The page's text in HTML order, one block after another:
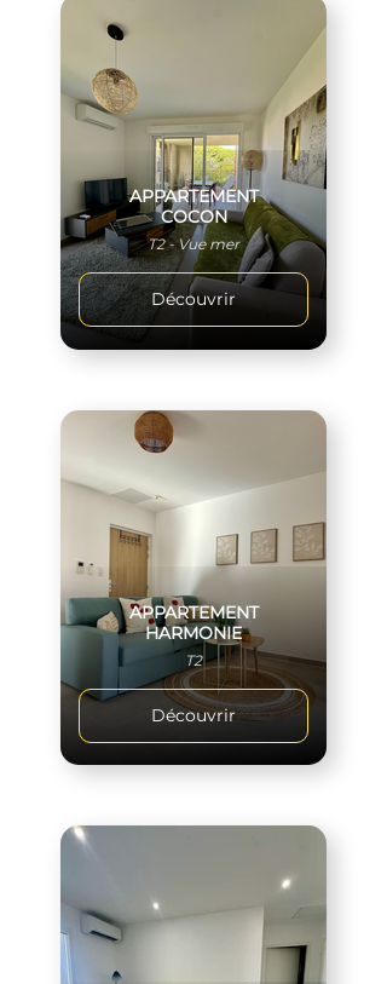
APPARTEMENT
COCON
T2 - Vue mer
Découvrir
APPARTEMENT
HARMONIE
T2
Découvrir